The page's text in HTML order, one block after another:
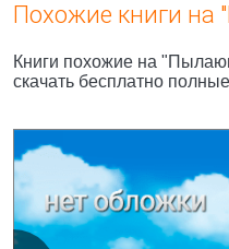
Похожие книги на
Книги похожие на
скачать бесплатно